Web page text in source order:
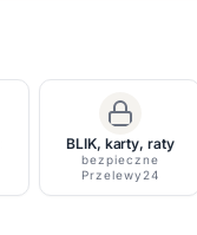
BLIK, karty, raty
bezpieczne
Przelewy24